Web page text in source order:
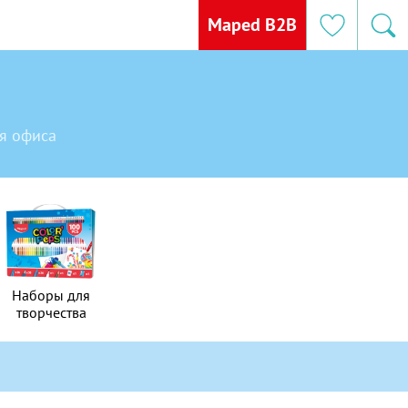
Наборы для
творчества
Maped B2B
офиса
Наборы для
творчества